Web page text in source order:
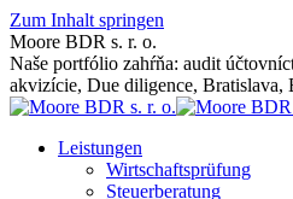
Zum Inhalt springen
Moore BDR s. r. o.
Naše portfólio zahŕňa: audit
akvizície, Due diligence, Bratislava,
Leistungen
Wirtschaftsprüfung
Steuerberatung